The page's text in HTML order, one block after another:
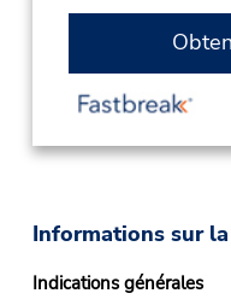
Informations sur
Indications générales